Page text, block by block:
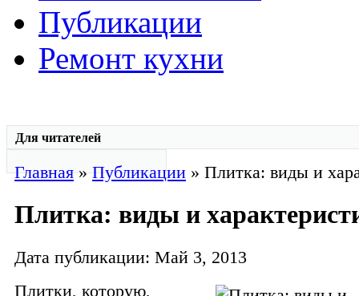
Публикации
Ремонт кухни
Для читателей
Главная»Публикации » Плитка: виды и
Плитка: виды и
Дата публикации: Май 3, 2013
Плитки, которую,